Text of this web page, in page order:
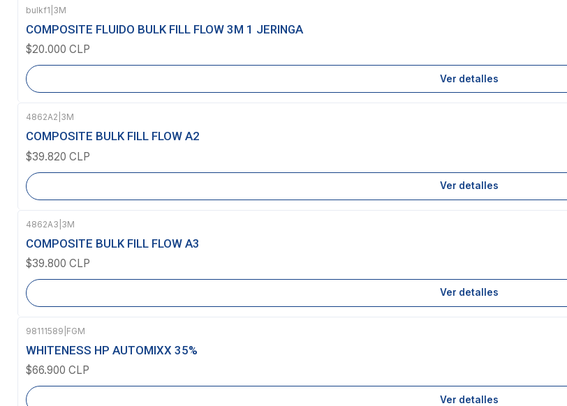
Agotado
bulkf1 3M
COMPOSITE FLUIDO BULK FILL FLOW 3M 1 JERINGA
$20.000 CLP
Ver detalles
Agotado
4862A2 3M
COMPOSITE BULK FILL FLOW A2
$39.820 CLP
Ver detalles
Agotado
4862A3 3M
COMPOSITE BULK FILL FLOW A3
$39.800 CLP
Ver detalles
Agotado
98111589 FGM
WHITENESS HP AUTOMIXX 35%
$66.900 CLP
Ver detalles